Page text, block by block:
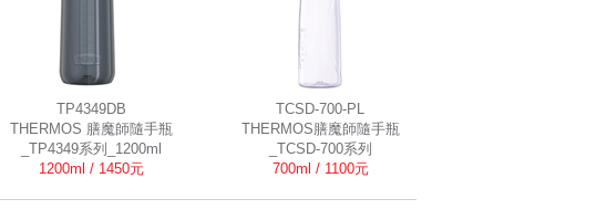
TP4349DB
THERMOS 膳魔師隨手瓶
_TP4349系列_1200ml
1200ml / 1450元
TCSD-700-PL
THERMOS膳魔師隨手瓶
_TCSD-700系列
700ml / 1100元